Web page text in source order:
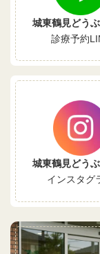
城東鶴見どう
診療予約
城東鶴見どう
インスタグ